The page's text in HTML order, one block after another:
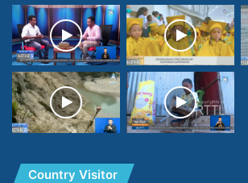
Country Visitor